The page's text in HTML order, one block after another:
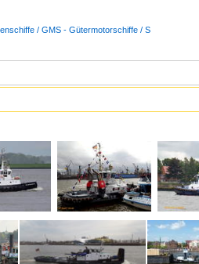
/ GMS - Gütermotorschiffe / S